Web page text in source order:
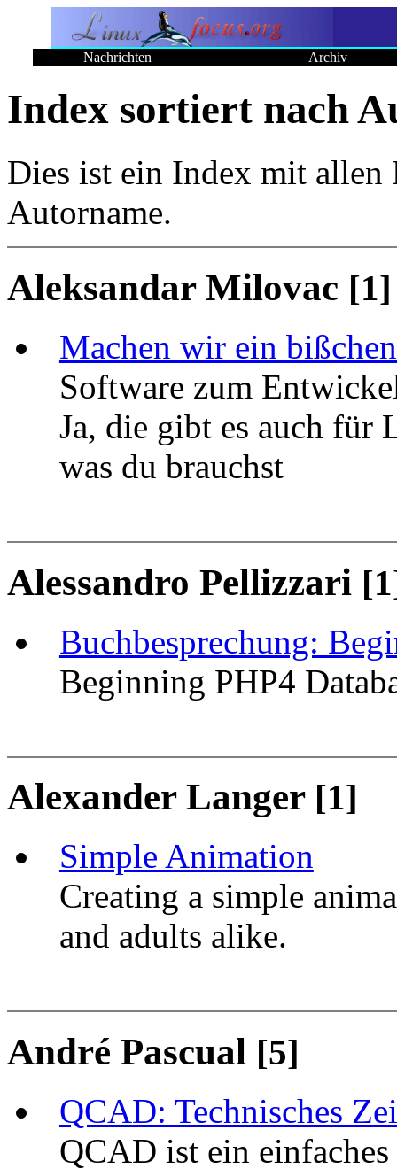
Nachrichten | Archiv
Index sortiert nach
Dies ist ein Index mit
Autorname.
Aleksandar Milovac [1]
Machen wir ein
Software zum
Ja, die gibt es auch
was du brauchst
Alessandro Pellizzari
Buchbesprechung:
Beginning PHP4
Alexander Langer [1]
Simple Animation
Creating a simple
and adults alike.
André Pascual [5]
QCAD: Technisches
QCAD ist ein